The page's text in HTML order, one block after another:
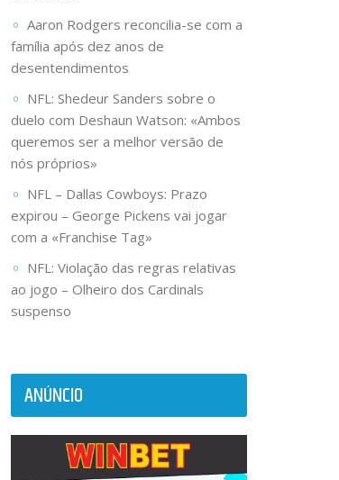
Aaron Rodgers reconcilia-se com a
família após dez anos de
desentendimentos
NFL: Shedeur Sanders sobre o
duelo com Deshaun Watson: «Ambos
queremos ser a melhor versão de
nós próprios»
NFL – Dallas Cowboys: Prazo
expirou – George Pickens vai jogar
com a «Franchise Tag»
NFL: Violação das regras relativas
ao jogo – Olheiro dos Cardinals
suspenso
ANÚNCIO